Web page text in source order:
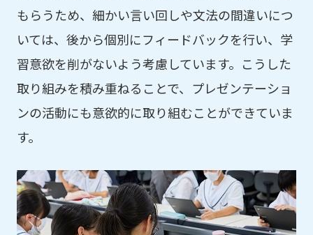
もらうため、細かい言い回しや文法の間違いにつ
いては、後から個別にフィードバックを行い、学
習意欲を削がないよう考慮しています。こうした
取り組みを積み重ねることで、プレゼンテーショ
ンの活動にも意欲的に取り組むことができていま
す。